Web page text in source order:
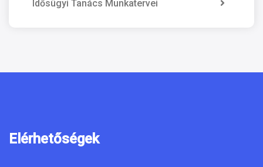
Idősügyi Tanács Munkatervei
Elérhetőségek